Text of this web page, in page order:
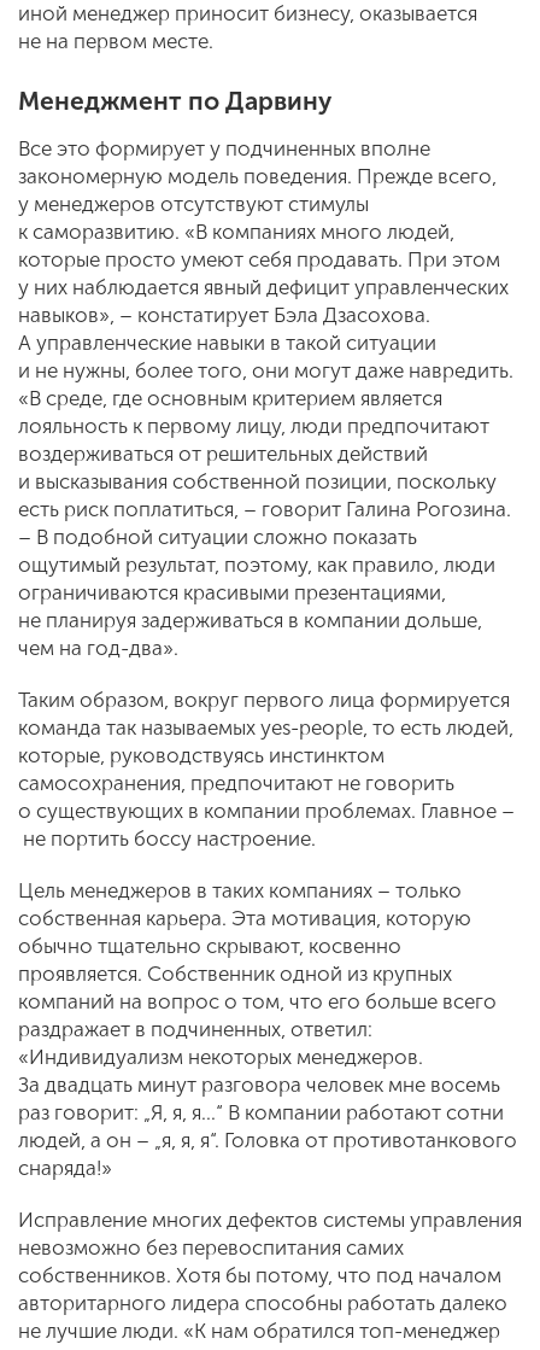
иной менеджер приносит бизнесу, оказывается
не на первом месте.
Менеджмент по Дарвину
Все это формирует у подчиненных вполне
закономерную модель поведения. Прежде всего,
у менеджеров отсутствуют стимулы
к саморазвитию. «В компаниях много людей,
которые просто умеют себя продавать. При этом
у них наблюдается явный дефицит управленческих
навыков», – констатирует Бэла Дзасохова.
А управленческие навыки в такой ситуации
и не нужны, более того, они могут даже навредить.
«В среде, где основным критерием является
лояльность к первому лицу, люди предпочитают
воздерживаться от решительных действий
и высказывания собственной позиции, поскольку
есть риск поплатиться, – говорит Галина Рогозина.
– В подобной ситуации сложно показать
ощутимый результат, поэтому, как правило, люди
ограничиваются красивыми презентациями,
не планируя задерживаться в компании дольше,
чем на год-два».
Таким образом, вокруг первого лица формируется
команда так называемых yes-people, то есть людей,
которые, руководствуясь инстинктом
самосохранения, предпочитают не говорить
о существующих в компании проблемах. Главное –
не портить боссу настроение.
Цель менеджеров в таких компаниях – только
собственная карьера. Эта мотивация, которую
обычно тщательно скрывают, косвенно
проявляется. Собственник одной из крупных
компаний на вопрос о том, что его больше всего
раздражает в подчиненных, ответил:
«Индивидуализм некоторых менеджеров.
За двадцать минут разговора человек мне восемь
раз говорит: „Я, я, я…“ В компании работают сотни
людей, а он – „я, я, я“. Головка от противотанкового
снаряда!»
Исправление многих дефектов системы управления
невозможно без перевоспитания самих
собственников. Хотя бы потому, что под началом
авторитарного лидера способны работать далеко
не лучшие люди. «К нам обратился топ-менеджер